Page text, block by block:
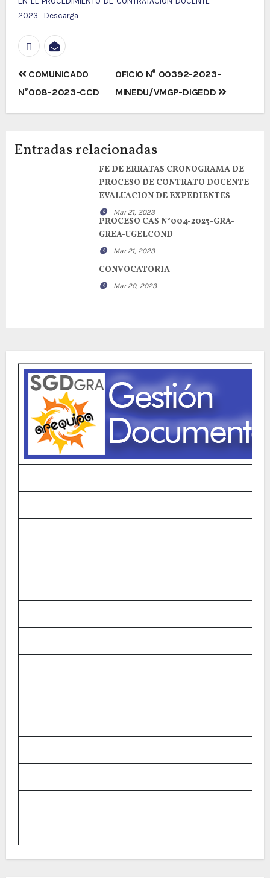
2023
Descarga
Navegación
de
entradas
COMUNICADO
N°008-2023-CCD
OFICIO N° 00392-2023-
MINEDU/VMGP-DIGEDD
Entradas relacionadas
FE DE ERRATAS CRONOGRAMA DE
PROCESO DE CONTRATO DOCENTE
EVALUACION DE EXPEDIENTES
Mar 21, 2023
PROCESO CAS N°004-2023-GRA-
GREA-UGELCOND
Mar 21, 2023
CONVOCATORIA
Mar 20, 2023